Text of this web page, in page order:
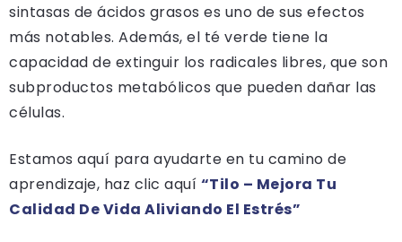
sintasas de ácidos grasos es uno de sus efectos
más notables. Además, el té verde tiene la
capacidad de extinguir los radicales libres, que son
subproductos metabólicos que pueden dañar las
células.
Estamos aquí para ayudarte en tu camino de
aprendizaje, haz clic aquí “Tilo – Mejora Tu
Calidad De Vida Aliviando El Estrés”